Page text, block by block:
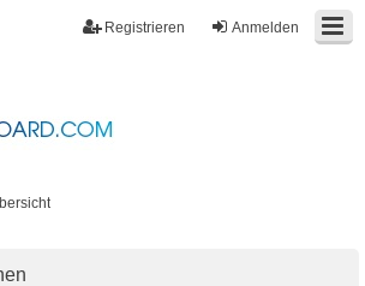
Anmelden
Registrieren